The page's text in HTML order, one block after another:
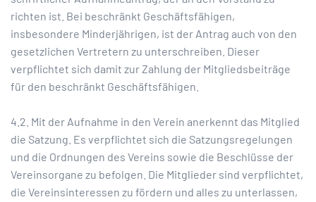
richten ist. Bei beschränkt Geschäftsfähigen,
insbesondere Minderjährigen, ist der Antrag auch von den
gesetzlichen Vertretern zu unterschreiben. Dieser
verpflichtet sich damit zur Zahlung der Mitgliedsbeiträge
für den beschränkt Geschäftsfähigen.
4.2. Mit der Aufnahme in den Verein anerkennt das Mitglied
die Satzung. Es verpflichtet sich die Satzungsregelungen
und die Ordnungen des Vereins sowie die Beschlüsse der
Vereinsorgane zu befolgen. Die Mitglieder sind verpflichtet,
die Vereinsinteressen zu fördern und alles zu unterlassen,